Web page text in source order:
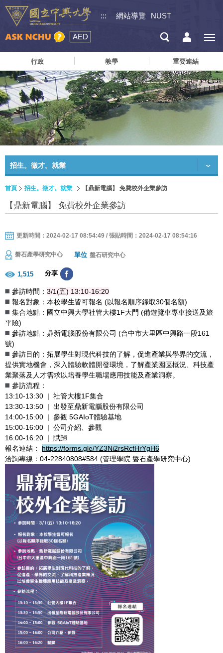
::: 網站導覽 NUST
AED
行政 教學 重要連結
招生。徵才。就業
首頁 招生。徵才。就業 【鼎新電腦】 免費校外企業參訪
【鼎新電腦】 免費校外企業參訪
更新時間：2024-02-17 08:54:49 / 張貼時間：2024-02-17 08:54:16
磐石產學研究中心 單位 盤石研究中心
1,515 分享
◼️ 參訪時間： 3/1(五) 13:10-16:20
◼️ 報名對象：本校學生皆可報名 (以報名順序錄取30個名額)
◼️ 集合地點：國立中興大學社管大樓1F大門 (備遊覽車專車接送及旅
平險)
◼️ 參訪地點：鼎新電腦股份有限公司 (台中市大里區中興路一段161
號)
◼️ 參訪目的：拓展學生對現代科技的了解，促進產業與學界的交流，
提供實地機會，深入體驗軟體開發環境，了解產業園區概況、科技產
業聚落及人才需求以培養學生職場應用技能及產業洞察。
◼️ 參訪流程：
13:10-13:30 | 社管大樓1F集合
13:30-13:50 | 出發至鼎新電腦股份有限公司
14:00-15:00 | 參觀 5GAIoT體驗基地
15:00-16:00 | 公司介紹、參觀
16:00-16:20 | 賦歸
報名連結： https://forms.gle/YZ3Ni2rsRcfHrYgH6
洽詢專線：04-22840808#584 (管理學院 磐石產學研究中心)